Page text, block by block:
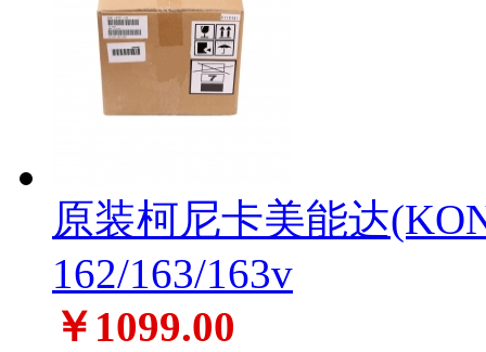
原装柯尼卡美能达
162/163/163v
￥1099.00